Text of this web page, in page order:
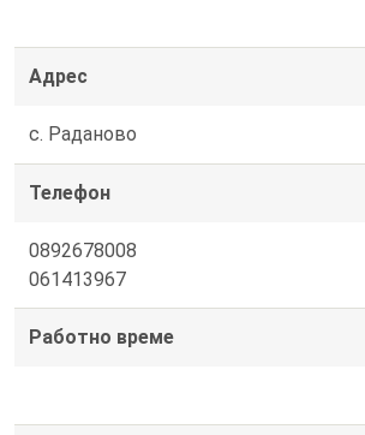
Адрес
с. Раданово
Телефон
0892678008
061413967
Работно време